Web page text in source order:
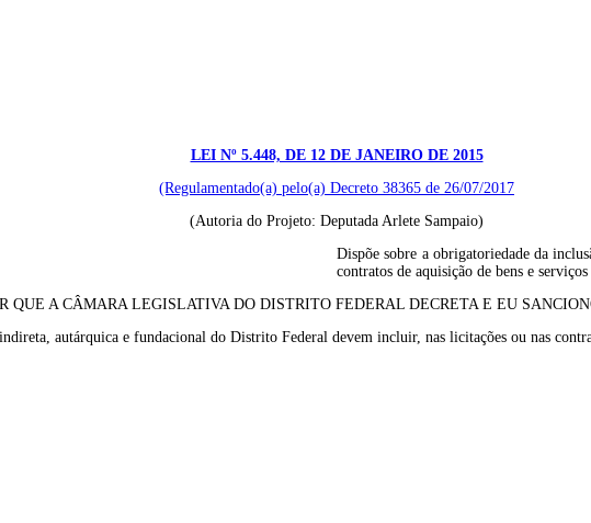
LEI Nº 5.448, DE 12 DE JANEIRO DE 2015
(Regulamentado(a) pelo(a) Decreto 38365 de 26/07/2017
(Autoria do Projeto: Deputada Arlete Sampaio)
Dispõe sobre a obrigatoriedade da
contratos de aquisição de bens e
QUE A CÂMARA LEGISLATIVA DO DISTRITO FEDERAL DECRETA E EU
autárquica e fundacional do Distrito Federal devem incluir, nas licitações ou nas